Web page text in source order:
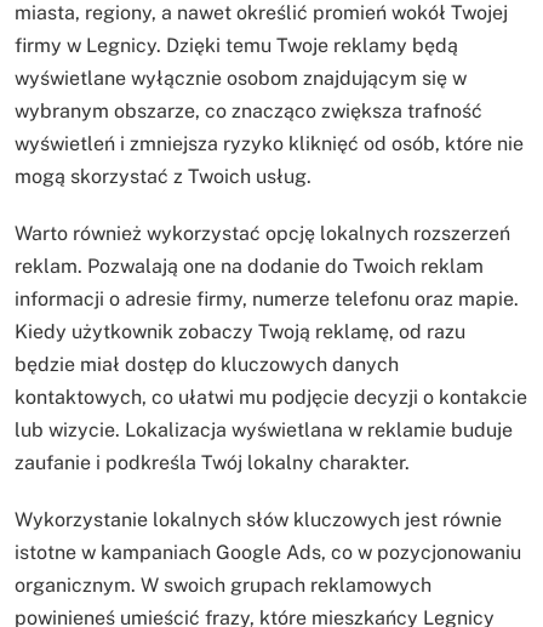
miasta, regiony, a nawet określić promień wokół Twojej
firmy w Legnicy. Dzięki temu Twoje reklamy będą
wyświetlane wyłącznie osobom znajdującym się w
wybranym obszarze, co znacząco zwiększa trafność
wyświetleń i zmniejsza ryzyko kliknięć od osób, które nie
mogą skorzystać z Twoich usług.
Warto również wykorzystać opcję lokalnych rozszerzeń
reklam. Pozwalają one na dodanie do Twoich reklam
informacji o adresie firmy, numerze telefonu oraz mapie.
Kiedy użytkownik zobaczy Twoją reklamę, od razu
będzie miał dostęp do kluczowych danych
kontaktowych, co ułatwi mu podjęcie decyzji o kontakcie
lub wizycie. Lokalizacja wyświetlana w reklamie buduje
zaufanie i podkreśla Twój lokalny charakter.
Wykorzystanie lokalnych słów kluczowych jest równie
istotne w kampaniach Google Ads, co w pozycjonowaniu
organicznym. W swoich grupach reklamowych
powinieneś umieścić frazy, które mieszkańcy Legnicy